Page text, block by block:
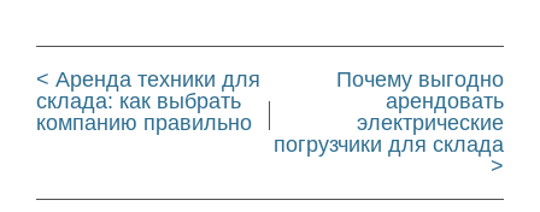
< Аренда техники для
склада: как выбрать
компанию правильно
Почему выгодно
арендовать
электрические
погрузчики для склада
>